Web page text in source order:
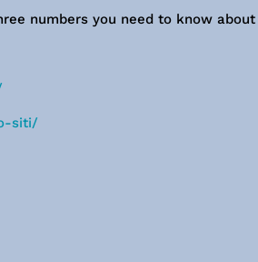
numbers you need to know
siti/